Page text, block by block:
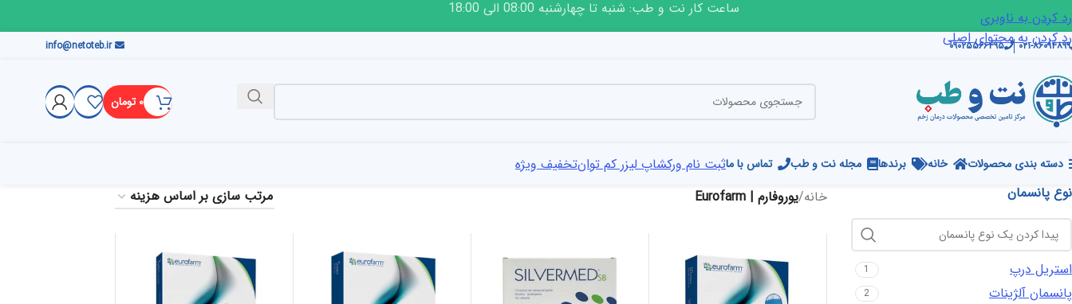
رد کردن به ناوبری
رد کردن به محتوای اصلی
ساعت کار نت و طب: شنبه تا چهارشنبه 08:00 الی 18:00
۰۲۱-۸۶۰۹۴۸۹۹ ۰۹۰۲۵۵۶۶۴۹۵ info@netoteb.ir
۰ تومان
دسته بندی محصولات خانه برندها مجله نت و طب تماس با ماثبت نام ورکشاپ لیزر کم توانتخفیف ویژه
نوع پانسمان
استریل درپ 1
پانسمان آلژینات 2
خانه/یوروفارم | Eurofarm